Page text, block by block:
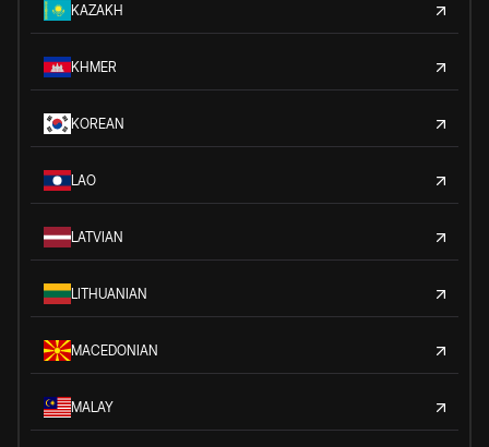
KAZAKH
KHMER
KOREAN
LAO
LATVIAN
LITHUANIAN
MACEDONIAN
MALAY